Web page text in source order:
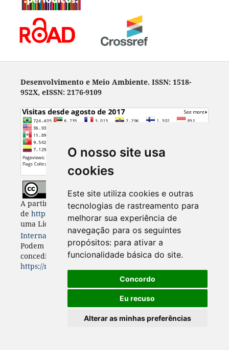
O nosso site usa
cookies
Este site utiliza cookies e outras
tecnologias de rastreamento para
melhorar sua experiência de
navegação para os seguintes
propósitos: para ativar a
funcionalidade básica do site.
Concordo
Eu recuso
Alterar as minhas preferências
Desenvolvimento e Meio Ambiente. ISSN: 1518-
952X, eISSN: 2176-9109
A partir de 2023, Desenvolvimento e Meio Ambiente
de https://revistas.ufpr.br/made
está licenciada com
uma Licença
Creative Commons - Atribuição 4.0
Internacional
. CC BY 4.0
Podem estar disponíveis autorizações adicionais às
concedidas no âmbito desta licença em
https://revistas.ufpr.br/made/about